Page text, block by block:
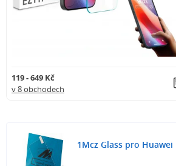
119 - 649 Kč
v 8 obchodech
1Mcz Glass pro Huawei